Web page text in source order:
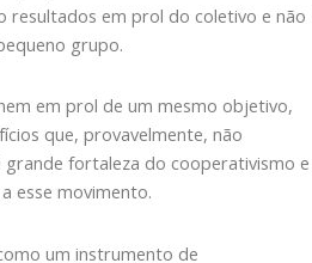
resultados em prol do coletivo e não
grupo.
em prol de um mesmo objetivo,
que, provavelmente, não
grande fortaleza do cooperativismo e
esse movimento.
um instrumento de